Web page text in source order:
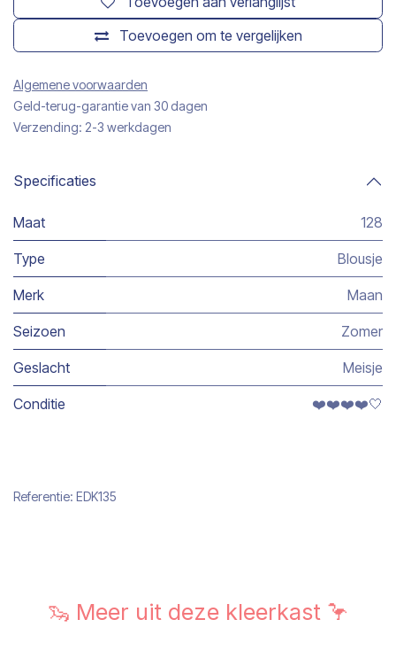
Toevoegen om te vergelijken
Algemene voorwaarden
Geld-terug-garantie van 30 dagen
Verzending: 2-3 werkdagen
Specificaties
Maat 128
Type Blousje
Merk Maan
Seizoen Zomer
Geslacht Meisje
Conditie ❤️❤️❤️❤️🤍
Referentie: EDK135
🦦 Meer uit deze kleerkast 🦩